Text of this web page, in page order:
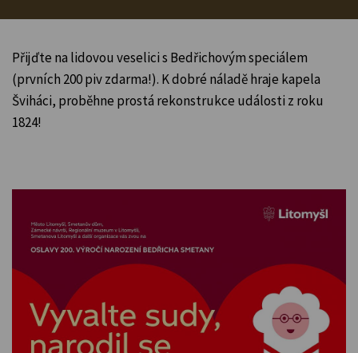
Přijďte na lidovou veselici s Bedřichovým speciálem
(prvních 200 piv zdarma!). K dobré náladě hraje kapela
Šviháci, proběhne prostá rekonstrukce události z roku
1824!